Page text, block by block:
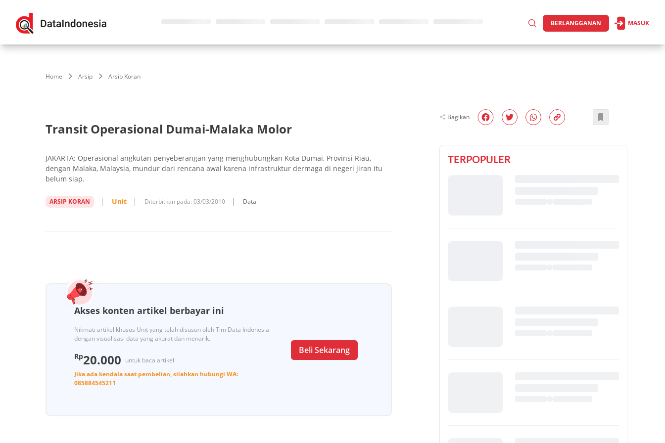
BERLANGGANAN MASUK
Home Arsip Arsip Koran
Transit Operasional Dumai-Malaka Molor
JAKARTA: Operasional angkutan penyeberangan yang menghubungkan Kota Dumai, Provinsi Riau,
dengan Malaka, Malaysia, mundur dari rencana awal karena infrastruktur dermaga di negeri jiran itu
belum siap.
ARSIP KORAN Unit Diterbitkan pada: 03/03/2010 Data
Akses konten artikel berbayar ini
Nikmati artikel khusus Unit yang telah disusun oleh Tim Data Indonesia
dengan visualisasi data yang akurat dan menarik.
Rp20.000 untuk baca artikel
Jika ada kendala saat pembelian, silahkan hubungi WA:
085884545211
Beli Sekarang
Bagikan
TERPOPULER